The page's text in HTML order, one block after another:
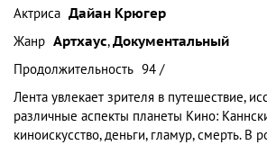
Актриса Дайан Крюгер
Жанр Артхаус,Документальный
Продолжительность 94 /
Лента увлекает зрителя в путешествие,
различные аспекты планеты Кино:
киноискусство, деньги, гламур, смерть. В